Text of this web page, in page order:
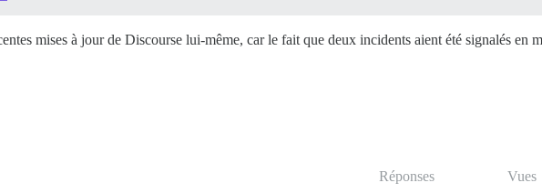
mises à jour de Discourse lui-même, car le fait que deux incidents aient été signalés en
Réponses Vues